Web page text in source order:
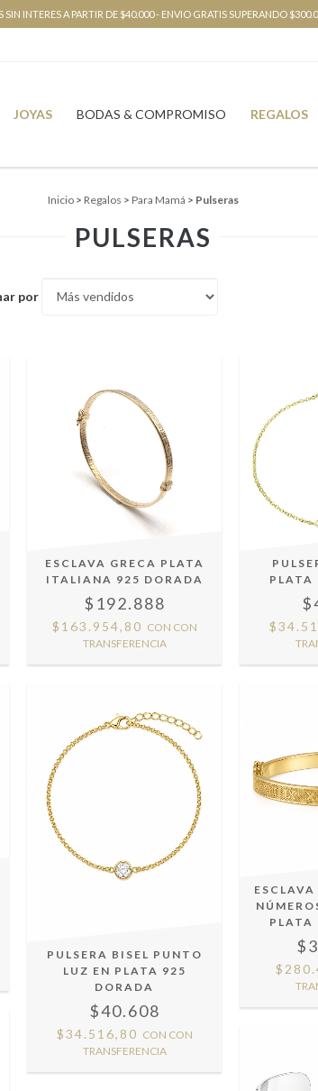
SIN INTERES A PARTIR DE $40.000 - ENVIO GRATIS SUPERANDO
JOYAS BODAS & COMPROMISO REGALOS
Inicio > Regalos > Para Mamá > Pulseras
PULSERAS
por
ESCLAVA GRECA PLATA
ITALIANA 925 DORADA
$192.888
$163.954,80 CON CON
TRANSFERENCIA
PLATA
PULSERA BISEL PUNTO
LUZ EN PLATA 925
DORADA
$40.608
$34.516,80 CON CON
TRANSFERENCIA
PLATA